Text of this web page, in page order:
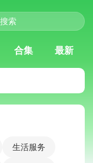
合集 最新
生活服务